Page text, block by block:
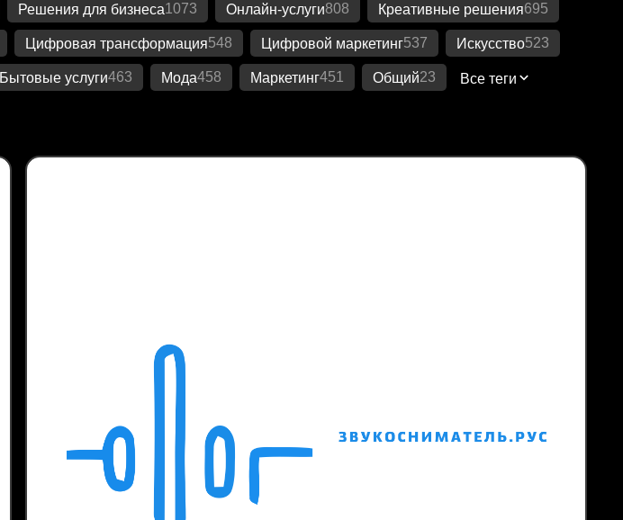
Решения для бизнеса1073 Онлайн-услуги808 Креативные решения695
Цифровая трансформация548 Цифровой маркетинг537 Искусство523
Бытовые услуги463 Мода458 Маркетинг451 Общий23 Все теги